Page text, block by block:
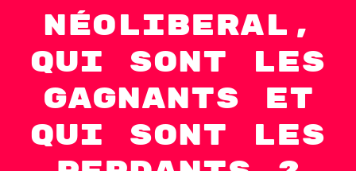
néoliberal,
qui sont les
gagnants et
qui sont les